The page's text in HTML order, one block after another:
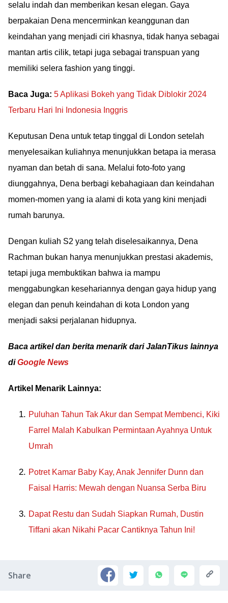
selalu indah dan memberikan kesan elegan. Gaya
berpakaian Dena mencerminkan keanggunan dan
keindahan yang menjadi ciri khasnya, tidak hanya sebagai
mantan artis cilik, tetapi juga sebagai transpuan yang
memiliki selera fashion yang tinggi.
Baca Juga: 5 Aplikasi Bokeh yang Tidak Diblokir 2024
Terbaru Hari Ini Indonesia Inggris
Keputusan Dena untuk tetap tinggal di London setelah
menyelesaikan kuliahnya menunjukkan betapa ia merasa
nyaman dan betah di sana. Melalui foto-foto yang
diunggahnya, Dena berbagi kebahagiaan dan keindahan
momen-momen yang ia alami di kota yang kini menjadi
rumah barunya.
Dengan kuliah S2 yang telah diselesaikannya, Dena
Rachman bukan hanya menunjukkan prestasi akademis,
tetapi juga membuktikan bahwa ia mampu
menggabungkan kesehariannya dengan gaya hidup yang
elegan dan penuh keindahan di kota London yang
menjadi saksi perjalanan hidupnya.
Baca artikel dan berita menarik dari JalanTikus lainnya
diGoogle News
Artikel Menarik Lainnya:
Puluhan Tahun Tak Akur dan Sempat Membenci, Kiki
Farrel Malah Kabulkan Permintaan Ayahnya Untuk
Umrah
Potret Kamar Baby Kay, Anak Jennifer Dunn dan
Faisal Harris: Mewah dengan Nuansa Serba Biru
Dapat Restu dan Sudah Siapkan Rumah, Dustin
Tiffani akan Nikahi Pacar Cantiknya Tahun Ini!
Share